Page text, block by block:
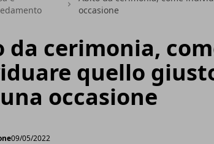
occasione
da cerimonia,
quello
occasione
09/05/2022